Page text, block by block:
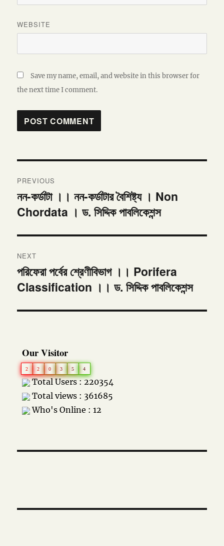
WEBSITE
Save my name, email, and website in this browser for
the next time I comment.
navigation
PREVIOUS
Previous
post:
নন-কর্ডাটা ।। নন-কর্ডাটার বৈশিষ্ট্য । Non
Chordata । ড. সিদ্দিক পাবলিকেশন্স
NEXT
Next
post:
পরিফেরা পর্বের শ্রেণীবিভাগ ।। Porifera
Classification ।। ড. সিদ্দিক পাবলিকেশন্স
Our Visitor
2 2 0 3 5 4
Total Users : 220354
Total views : 361685
Who's Online : 12